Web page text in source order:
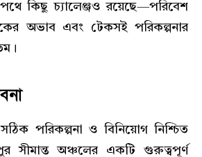
কিছু চ্যালেঞ্জও রয়েছে—পরিবেশ
অভাব এবং টেকসই পরিকল্পনার
পরিকল্পনা ও বিনিয়োগ নিশ্চিত
সীমান্ত অঞ্চলের একটি গুরুত্বপূর্ণ